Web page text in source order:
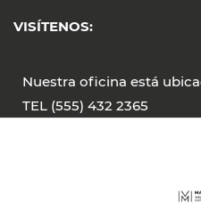
VISÍTENOS:
Nuestra oficina está
TEL (555) 432 2365